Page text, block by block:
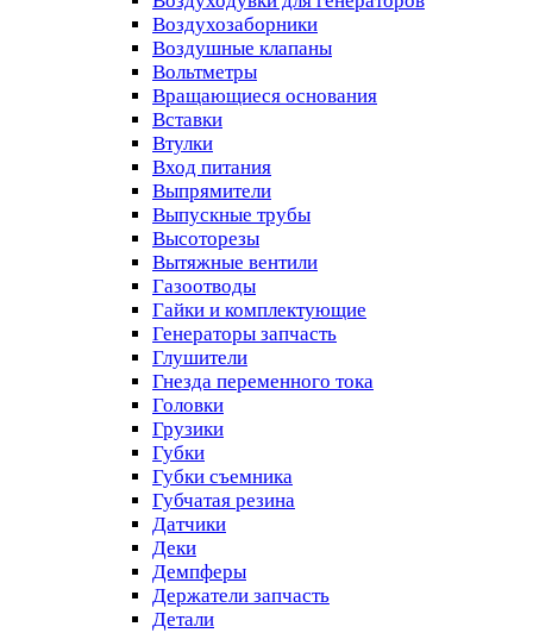
Воздухозаборники
Воздушные клапаны
Вольтметры
Вращающиеся основания
Вставки
Втулки
Вход питания
Выпрямители
Выпускные трубы
Высоторезы
Вытяжные вентили
Газоотводы
Гайки и комплектующие
Генераторы запчасть
Глушители
Гнезда переменного тока
Головки
Грузики
Губки
Губки съемника
Губчатая резина
Датчики
Деки
Демпферы
Держатели запчасть
Детали